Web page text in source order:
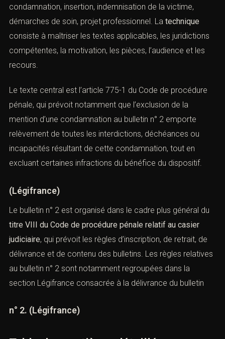
absence de nouvelle condamnation, insertion,
indemnisation de la victime, démarches de soin, projet
professionnel. Latechniqueconsiste à maîtriser les
textes applicables, les juridictions compétentes, la
motivation, les pièces, l’audience et les recours.
Le texte central est l’article 775-1 du Code de procédure
pénale , qui prévoit notamment que l’exclusion de la
mention d’une condamnation au bulletin n° 2 emporte
relèvement de toutes les interdictions, déchéances ou
incapacités résultant de cette condamnation, tout en
excluant certaines infractions du bénéfice du dispositif.
(Légifrance)
Le bulletin n° 2 est organisé dans le cadre plus général
dutitre VIII du Code de procédure pénale relatif au
casier judiciaire, qui prévoit les règles d’inscription, de
retrait, de délivrance et de contenu des bulletins. Les
règles relatives au bulletin n° 2 sont notamment
regroupées dans la section Légifrance consacrée à la